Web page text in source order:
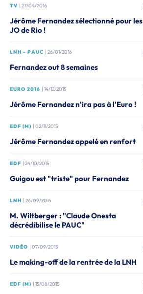
TV | 27/04/2016
Jérôme Fernandez sélectionné pour les
JO de Rio !
LNH - PAUC | 26/01/2016
Fernandez out 8 semaines
EURO 2016 | 14/12/2015
Jérôme Fernandez n'ira pas à l'Euro !
EDF (M) | 02/11/2015
Jérôme Fernandez appelé en renfort
EDF | 24/10/2015
Guigou est "triste" pour Fernandez
LNH | 26/09/2015
M. Wiltberger : "Claude Onesta
décrédibilise le PAUC"
VIDÉO | 07/09/2015
Le making-off de la rentrée de la LNH
EDF (M) | 15/08/2015